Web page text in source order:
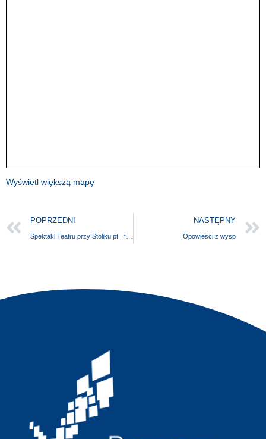
Wyświetl większą mapę
POPRZEDNI NASTĘPNY
Opowieści z wysp